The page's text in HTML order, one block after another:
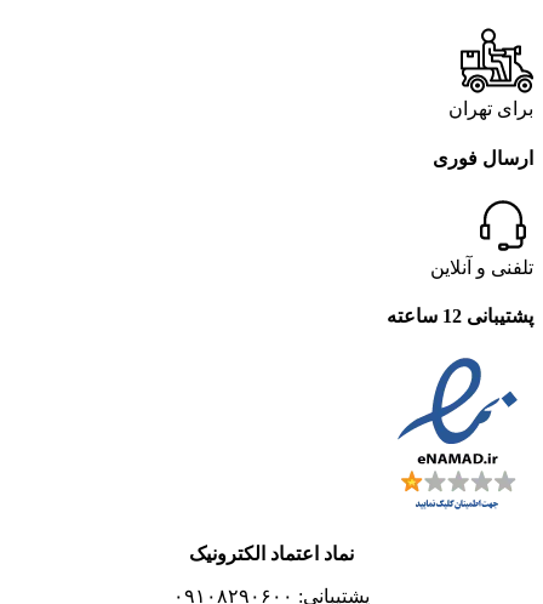
برای تهران
ارسال فوری
تلفنی و آنلاین
پشتیبانی 12 ساعته
نماد اعتماد الکترونیک
پشتیبانی: ۰۹۱۰۸۲۹۰۶۰۰